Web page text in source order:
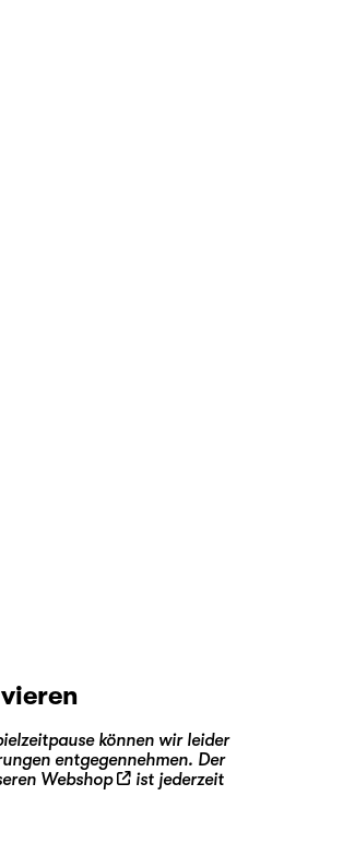
können wir leider
entgegennehmen. Der
Webshop
ist jederzeit